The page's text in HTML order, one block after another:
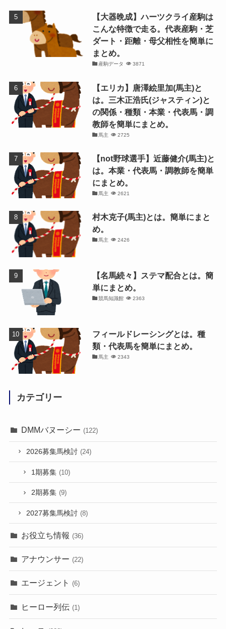
【大器晩成】ハーツクライ産駒は
こんな特徴で走る。代表産駒・芝
ダート・距離・母父相性を簡単に
まとめ。
産駒データ 3871
【エリカ】唐澤絵里加(馬主)と
は。三木正浩氏(ジャスティン)と
の関係・種類・本業・代表馬・調
教師を簡単にまとめ。
馬主 2725
【not野球選手】近藤健介(馬主)と
は。本業・代表馬・調教師を簡単
にまとめ。
馬主 2621
村木克子(馬主)とは。簡単にまと
め。
馬主 2426
【名馬続々】ステマ配合とは。簡
単にまとめ。
競馬知識館 2363
フィールドレーシングとは。種
類・代表馬を簡単にまとめ。
馬主 2343
カテゴリー
DMMバヌーシー (122)
2026募集馬検討 (24)
1期募集 (10)
2期募集 (9)
2027募集馬検討 (8)
お役立ち情報 (36)
アナウンサー (22)
エージェント (6)
ヒーロー列伝 (1)